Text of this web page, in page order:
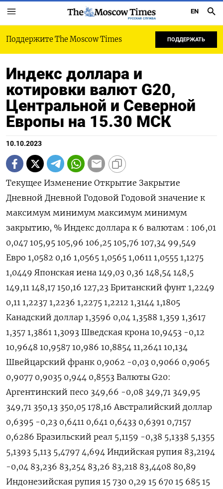
РУССКАЯ СЛУЖБА
EN
Поддержите The Moscow Times ПОДДЕРЖАТЬ
Индекс доллара и
котировки валют G20,
Центральной и Северной
Европы на 15.30 МСК
10.10.2023
Текущее Изменение Открытие Закрытие
Дневной Дневной Годовой Годовой значение к
максимум минимум максимум минимум
закрытию, % Индекс доллара к 6 валютам : 106,01
0,047 105,95 105,96 106,25 105,76 107,34 99,549
Евро 1,0582 0,16 1,0565 1,0565 1,0611 1,0555 1,1275
1,0449 Японская иена 149,03 0,36 148,54 148,5
149,11 148,17 150,16 127,23 Британский фунт 1,2249
0,11 1,2237 1,2236 1,2275 1,2212 1,3144 1,1805
Канадский доллар 1,3596 0,04 1,3588 1,359 1,3617
1,357 1,3861 1,3093 Шведская крона 10,9453 -0,12
10,9648 10,9587 10,986 10,8854 11,2641 10,134
Швейцарский франк 0,9062 -0,03 0,9066 0,9065
0,9077 0,9035 0,944 0,8553 Валюты G20:
Аргентинский песо 349,66 -0,08 349,71 349,95
349,71 350,13 350,05 178,16 Австралийский доллар
0,6395 -0,23 0,6411 0,641 0,6433 0,6391 0,7157
0,6286 Бразильский реал 5,1159 -0,38 5,1338 5,1355
5,1393 5,113 5,4797 4,694 Индийская рупия 83,2194
-0,04 83,236 83,254 83,26 83,218 83,4408 80,89
Индонезийская рупия 15 730 0,29 15 670 15 685 15